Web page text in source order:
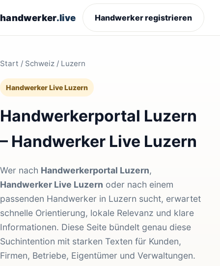
handwerker.live Handwerker registrieren
Start / Schweiz / Luzern
Handwerker Live Luzern
Handwerkerportal Luzern
– Handwerker Live Luzern
Wer nach Handwerkerportal Luzern,
Handwerker Live Luzern oder nach einem
passenden Handwerker in Luzern sucht, erwartet
schnelle Orientierung, lokale Relevanz und klare
Informationen. Diese Seite bündelt genau diese
Suchintention mit starken Texten für Kunden,
Firmen, Betriebe, Eigentümer und Verwaltungen.